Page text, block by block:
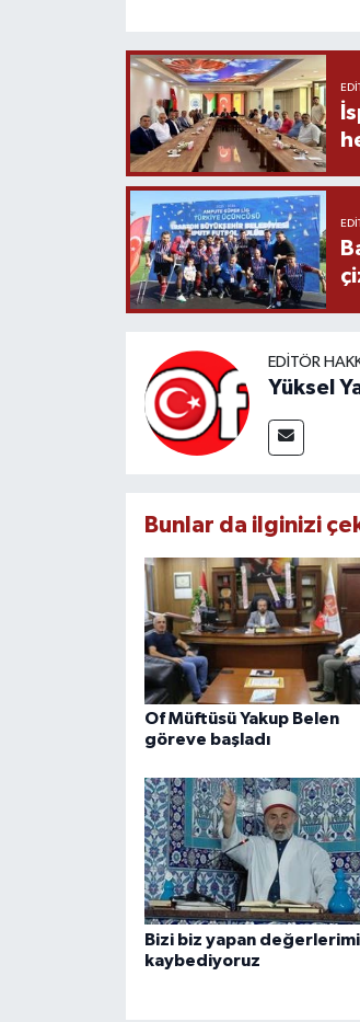
EDITÖR
Yüksel
Bunlar da ilginizi
Of Müftüsü Yakup Belen
göreve başladı
Bizi biz yapan
kaybediyoruz